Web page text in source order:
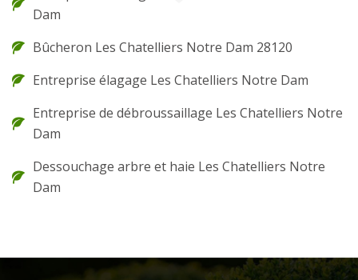
Dam
Bûcheron Les Chatelliers Notre Dam 28120
Entreprise élagage Les Chatelliers Notre Dam
Entreprise de débroussaillage Les Chatelliers Notre
Dam
Dessouchage arbre et haie Les Chatelliers Notre
Dam